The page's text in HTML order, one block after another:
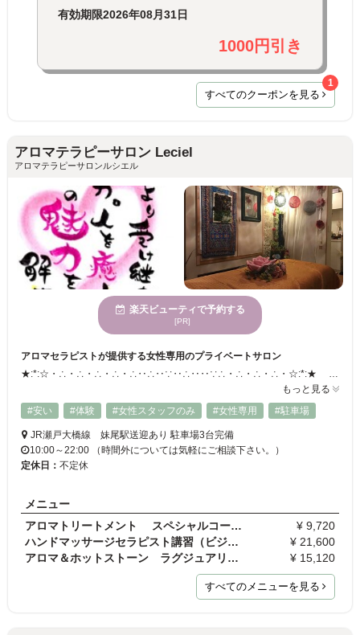
有効期限2026年08月31日
1000円引き
すべてのクーポンを見る
1
アロマテラピーサロン Leciel
アロマテラピーサロンルシエル
楽天ビューティで予約する
[PR]
アロマセラピストが提供する女性専用のプライベートサロン
もっと見る
#安い
#体験 #女性スタッフのみ #女性専用 #駐車場
JR瀬戸大橋線 妹尾駅送迎あり 駐車場3台完備
10:00～22:00 （時間外については気軽にご相談下さい。）
定休日： 不定休
メニュー
アロマトリートメント スペシャルコース90分
¥ 9,720
ハンドマッサージセラピスト講習（ビジネスコース）
¥ 21,600
アロマ＆ホットストーン ラグジュアリープラスコー…
¥ 15,120
すべてのメニューを見る